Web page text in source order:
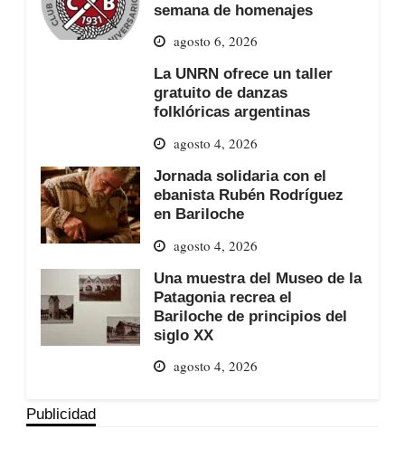
semana de homenajes
agosto 6, 2026
La UNRN ofrece un taller
gratuito de danzas
folklóricas argentinas
agosto 4, 2026
Jornada solidaria con el
ebanista Rubén Rodríguez
en Bariloche
agosto 4, 2026
Una muestra del Museo de la
Patagonia recrea el
Bariloche de principios del
siglo XX
agosto 4, 2026
Publicidad